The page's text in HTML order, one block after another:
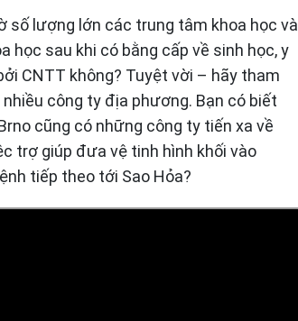
số lượng lớn các trung tâm khoa học và
học sau khi có bằng cấp về sinh học, y
CNTT không? Tuyệt vời – hãy tham
công ty địa phương. Bạn có biết
cũng có những công ty tiến xa về
trợ giúp đưa vệ tinh hình khối vào
tiếp theo tới Sao Hỏa?